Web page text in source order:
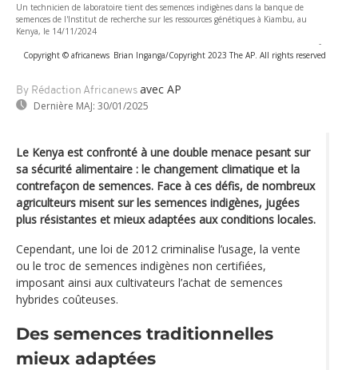
Un technicien de laboratoire tient des semences indigènes dans la banque de
semences de l'Institut de recherche sur les ressources génétiques à Kiambu, au
Kenya, le 14/11/2024
-
Copyright © africanews Brian Inganga/Copyright 2023 The AP. All rights reserved
By Rédaction Africanews avec AP
Dernière MAJ: 30/01/2025
Le Kenya est confronté à une double menace pesant sur
sa sécurité alimentaire : le changement climatique et la
contrefaçon de semences. Face à ces défis, de nombreux
agriculteurs misent sur les semences indigènes, jugées
plus résistantes et mieux adaptées aux conditions locales.
Cependant, une loi de 2012 criminalise l’usage, la vente
ou le troc de semences indigènes non certifiées,
imposant ainsi aux cultivateurs l’achat de semences
hybrides coûteuses.
Des semences traditionnelles
mieux adaptées